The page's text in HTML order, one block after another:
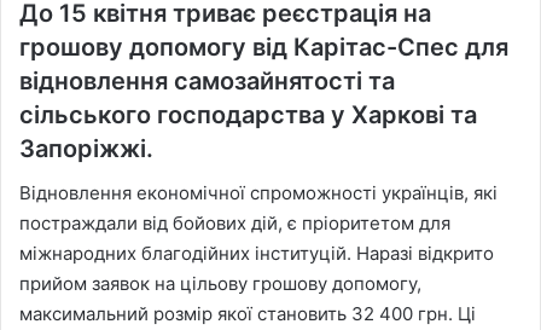
До 15 квітня триває реєстрація на
грошову допомогу від Карітас-Спес для
відновлення самозайнятості та
сільського господарства у Харкові та
Запоріжжі.
Відновлення економічної спроможності українців, які
постраждали від бойових дій, є пріоритетом для
міжнародних благодійних інституцій. Наразі відкрито
прийом заявок на цільову грошову допомогу,
максимальний розмір якої становить 32 400 грн. Ці